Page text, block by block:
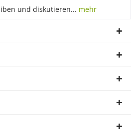
und diskutieren... mehr